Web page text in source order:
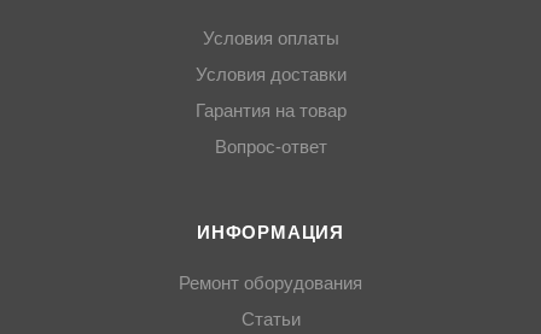
Условия оплаты
Условия доставки
Гарантия на товар
Вопрос-ответ
ИНФОРМАЦИЯ
Ремонт оборудования
Статьи